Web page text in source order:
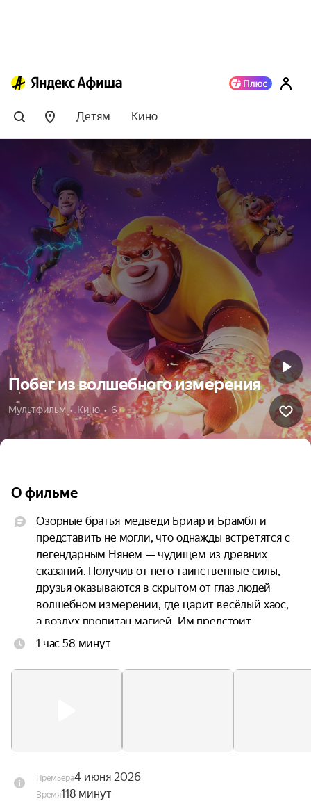
Детям Кино
Побег из волшебного измерения
Мультфильм  •  Кино  •  6+
О фильме
Озорные братья-медведи Бриар и Брамбл и
представить не могли, что однажды встретятся с
легендарным Нянем — чудищем из древних
сказаний. Получив от него таинственные силы,
друзья оказываются в скрытом от глаз людей
волшебном измерении, где царит весёлый хаос,
а воздух пропитан магией. Им предстоит
научиться управлять своими способностями и
чтобы суметь вернуться домой.
1 час 58 минут
Премьера4 июня 2026
Время118 минут